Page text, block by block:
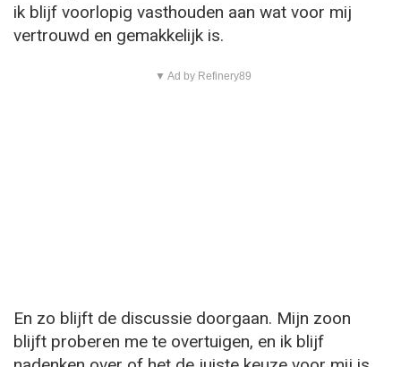
ik blijf voorlopig vasthouden aan wat voor mij
vertrouwd en gemakkelijk is.
▼ Ad by Refinery89
En zo blijft de discussie doorgaan. Mijn zoon
blijft proberen me te overtuigen, en ik blijf